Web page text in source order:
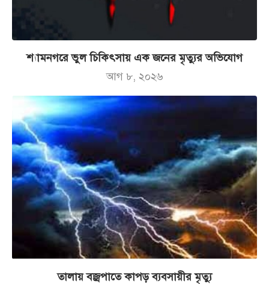
শ্যামনগরে ভুল চিকিৎসায় এক জনের মৃত্যুর অভিযোগ
আগ ৮, ২০২৬
তালায় বজ্রপাতে কাপড় ব্যবসায়ীর মৃত্যু